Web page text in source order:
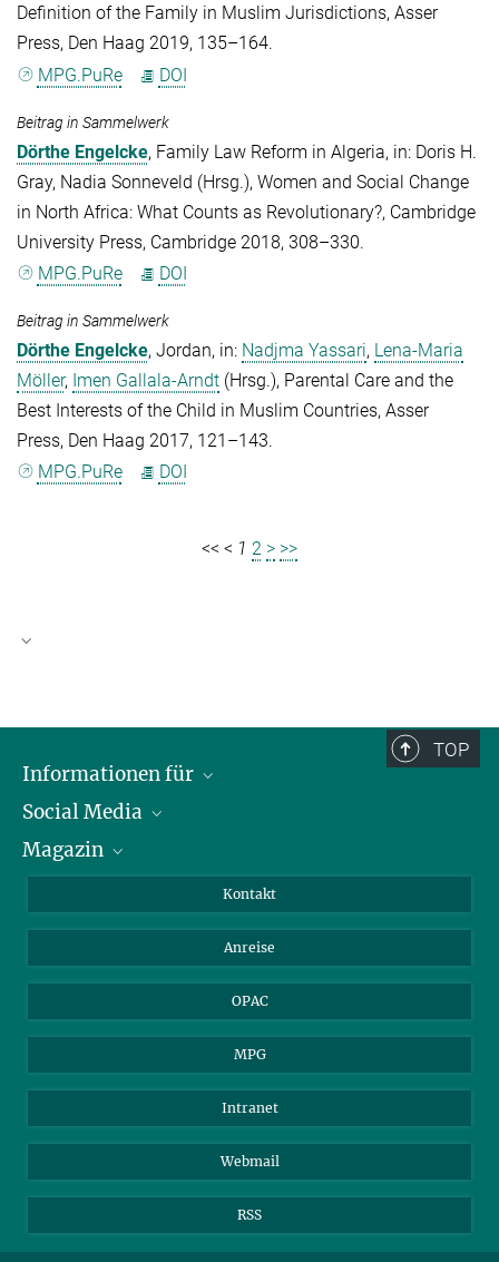
Definition of the Family in Muslim Jurisdictions, Asser
Press, Den Haag 2019, 135–164.
MPG.PuRe
DOI
Beitrag in Sammelwerk
Dörthe Engelcke, Family Law Reform in Algeria, in: Doris H.
Gray, Nadia Sonneveld (Hrsg.), Women and Social Change
in North Africa: What Counts as Revolutionary?, Cambridge
University Press, Cambridge 2018, 308–330.
MPG.PuRe
DOI
Beitrag in Sammelwerk
Dörthe Engelcke, Jordan, in: Nadjma Yassari, Lena-Maria
Möller, Imen Gallala-Arndt (Hrsg.), Parental Care and the
Best Interests of the Child in Muslim Countries, Asser
Press, Den Haag 2017, 121–143.
MPG.PuRe
DOI
<< < 1 2 > >>
TOP
Informationen für
Journalist*innen
Stipendiat*innen
Social Media
LinkedIn
Magazin
Kontakt
Anreise
OPAC
MPG
Intranet
Webmail
RSS